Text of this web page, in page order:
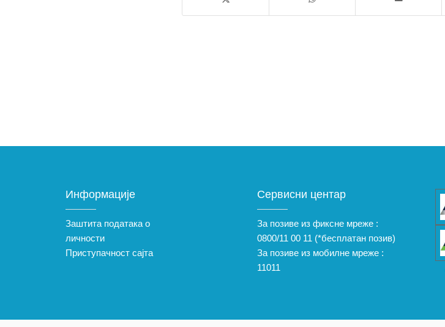
Информације
Заштита података о
личности
Приступачност сајта
Сервисни центар
За позиве из фиксне мреже :
0800/11 00 11 (*бесплатан позив)
За позиве из мобилне мреже :
11011